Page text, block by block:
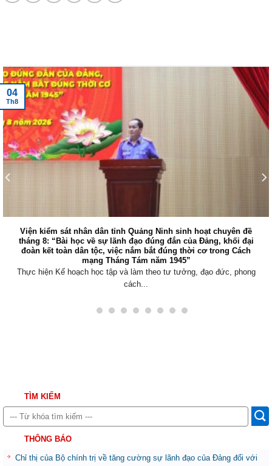
sát nhân dân tỉnh Quảng Ninh sinh hoạt chuyên đề
học về sự lãnh đạo đúng đắn của Đảng, khối đại
toàn dân tộc, việc nắm bắt đúng thời cơ trong Cách
mạng Tháng Tám năm 1945”
Kế hoạch học tập và làm theo tư tưởng, đạo đức, phong
Viện
Sáng
04
TÌM KIẾM
THÔNG BÁO
Chỉ thị của Bộ chính trị về tăng cường sự lãnh đạo của Đảng đối với